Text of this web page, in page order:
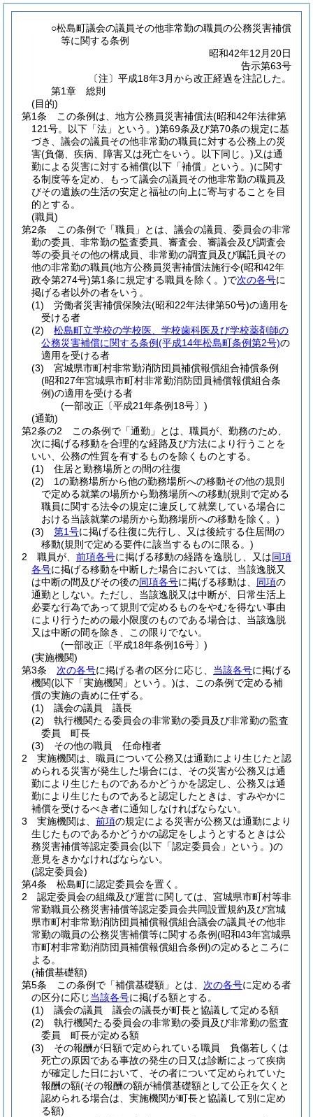
○松島町議会の議員その他非常勤の職員の公務災害補償
等に関する条例
昭和42年12月20日
告示第63号
〔注〕平成18年3月から改正経過を注記した。
第1章
総則
(目的)
第1条
この条例は、地方公務員災害補償法(昭和42年法律第
121号。以下「法」という。)第69条及び第70条の規定に基
づき、議会の議員その他非常勤の職員に対する公務上の災
害(負傷、疾病、障害又は死亡をいう。以下同じ。)又は通
勤による災害に対する補償(以下「補償」という。)に関す
る制度等を定め、もって議会の議員その他非常勤の職員及
びその遺族の生活の安定と福祉の向上に寄与することを目
的とする。
(職員)
第2条
この条例で「職員」とは、議会の議員、委員会の非常
勤の委員、非常勤の監査委員、審査会、審議会及び調査会
等の委員その他の構成員、非常勤の調査員及び嘱託員その
他の非常勤の職員(地方公務員災害補償法施行令(昭和42年
政令第274号)第1条に規定する職員を除く。)で次の各号に
掲げる者以外の者をいう。
(1)
労働者災害補償保険法(昭和22年法律第50号)の適用を
受ける者
(2)
松島町立学校の学校医、学校歯科医及び学校薬剤師の
公務災害補償に関する条例(平成14年松島町条例第2号)の
適用を受ける者
(3)
宮城県市町村非常勤消防団員補償報償組合補償条例
(昭和27年宮城県市町村非常勤消防団員補償報償組合条
例)の適用を受ける者
(一部改正〔平成21年条例18号〕)
(通勤)
第2条の2
この条例で「通勤」とは、職員が、勤務のため、
次に掲げる移動を合理的な経路及び方法により行うことを
いい、公務の性質を有するものを除くものとする。
(1)
住居と勤務場所との間の往復
(2)
1の勤務場所から他の勤務場所への移動その他の規則
で定める就業の場所から勤務場所への移動(規則で定める
職員に関する法令の規定に違反して就業している場合に
おける当該就業の場所から勤務場所への移動を除く。)
(3)
第1号に掲げる往復に先行し、又は後続する住居間の
移動(規則で定める要件に該当するものに限る。)
2
職員が、 前項各号に掲げる移動の経路を逸脱し、又は同項
各号に掲げる移動を中断した場合においては、当該逸脱又
は中断の間及びその後の同項各号に掲げる移動は、 同項の
通勤としない。 ただし、当該逸脱又は中断が、日常生活上
必要な行為であって規則で定めるものをやむを得ない事由
により行うための最小限度のものである場合は、当該逸脱
又は中断の間を除き、この限りでない。
(一部改正〔平成18年条例16号〕)
(実施機関)
第3条
次の各号に掲げる者の区分に応じ、 当該各号に掲げる
機関(以下「実施機関」という。)は、この条例で定める補
償の実施の責めに任ずる。
(1)
議会の議員 議長
(2)
執行機関たる委員会の非常勤の委員及び非常勤の監査
委員 町長
(3)
その他の職員 任命権者
2
実施機関は、職員について公務又は通勤により生じたと認
められる災害が発生した場合には、その災害が公務又は通
勤により生じたものであるかどうかを認定し、公務又は通
勤により生じたものであると認定したときは、すみやかに
補償を受けるべき者に通知しなければならない。
3
実施機関は、 前項の規定による災害が公務又は通勤により
生じたものであるかどうかの認定をしようとするときは公
務災害補償等認定委員会(以下「認定委員会」という。)の
意見をきかなければならない。
(認定委員会)
第4条
松島町に認定委員会を置く。
2
認定委員会の組織及び運営に関しては、宮城県市町村等非
常勤職員公務災害補償等認定委員会共同設置規約及び宮城
県市町村非常勤消防団員補償報償組合議会の議員その他非
常勤の職員の公務災害補償等に関する条例(昭和43年宮城県
市町村非常勤消防団員補償報償組合条例)の定めるところに
よる。
(補償基礎額)
第5条
この条例で「補償基礎額」とは、 次の各号に定める者
の区分に応じ当該各号に掲げる額とする。
(1)
議会の議員 議会の議長が町長と協議して定める額
(2)
執行機関たる委員会の非常勤の委員及び非常勤の監査
委員 町長が定める額
(3)
その報酬が日額で定められている職員 負傷若しくは
死亡の原因である事故の発生の日又は診断によって疾病
が確定した日において、その者について定められていた
報酬の額(その報酬の額が補償基礎額として公正を欠くと
認められる場合は、実施機関が町長と協議して別に定め
る額)